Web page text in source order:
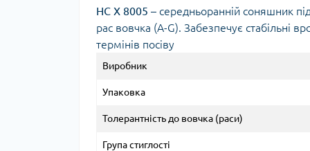
НС Х 8005 – середньоранній соняшник
рас вовчка (A-G). Забезпечує стабільні
термінів посіву
Виробник
Упаковка
Толерант­ність до вовчка (раси)
Група стиглості